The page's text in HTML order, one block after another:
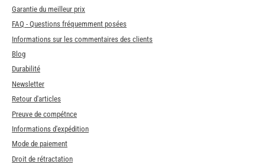
Garantie du meilleur prix
FAQ - Questions fréquemment posées
Informations sur les commentaires des clients
Blog
Durabilité
Newsletter
Retour d'articles
Preuve de compétnce
Informations d'expédition
Mode de paiement
Droit de rétractation